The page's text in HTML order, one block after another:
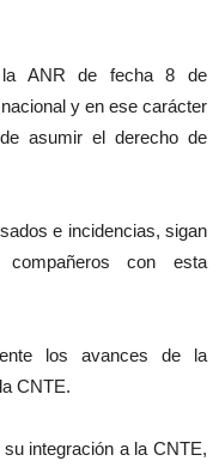
la ANR de fecha 8 de
y en ese carácter
asumir el derecho de
e incidencias, sigan
con esta
los avances de la
CNTE.
integración a la CNTE,